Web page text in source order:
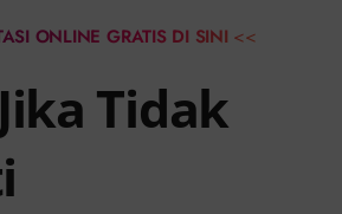
ONLINE GRATIS DI SINI <<
Tidak